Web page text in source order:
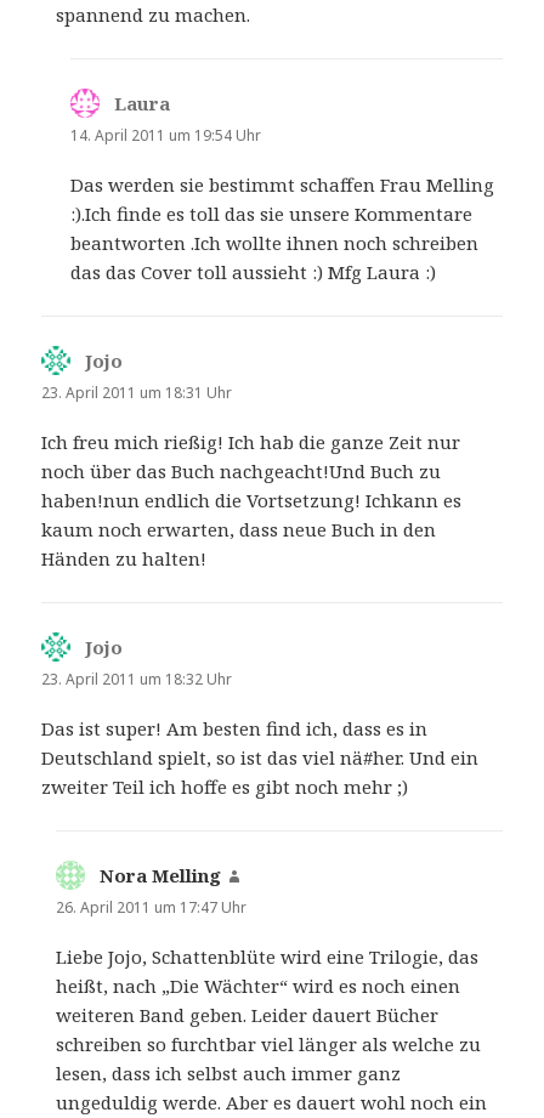
spannend zu machen.
Laura
14. April 2011 um 19:54 Uhr
Das werden sie bestimmt schaffen Frau Melling
:).Ich finde es toll das sie unsere Kommentare
beantworten .Ich wollte ihnen noch schreiben
das das Cover toll aussieht :) Mfg Laura :)
Jojo
23. April 2011 um 18:31 Uhr
Ich freu mich rießig! Ich hab die ganze Zeit nur
noch über das Buch nachgeacht!Und Buch zu
haben!nun endlich die Vortsetzung! Ichkann es
kaum noch erwarten, dass neue Buch in den
Händen zu halten!
Jojo
23. April 2011 um 18:32 Uhr
Das ist super! Am besten find ich, dass es in
Deutschland spielt, so ist das viel nä#her. Und ein
zweiter Teil ich hoffe es gibt noch mehr ;)
Nora Melling
26. April 2011 um 17:47 Uhr
Liebe Jojo, Schattenblüte wird eine Trilogie, das
heißt, nach „Die Wächter“ wird es noch einen
weiteren Band geben. Leider dauert Bücher
schreiben so furchtbar viel länger als welche zu
lesen, dass ich selbst auch immer ganz
ungeduldig werde. Aber es dauert wohl noch ein